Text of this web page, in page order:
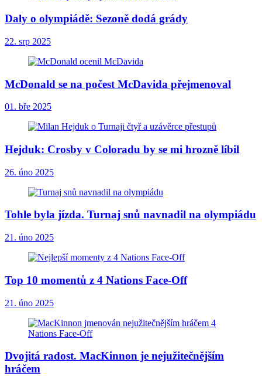
Daly o olympiádě: Sezoně dodá grády
22. srp 2025
McDonald se na počest McDavida přejmenoval
01. bře 2025
Hejduk: Crosby v Coloradu by se mi hrozně líbil
26. úno 2025
Tohle byla jízda. Turnaj snů navnadil na olympiádu
21. úno 2025
Top 10 momentů z 4 Nations Face-Off
21. úno 2025
Dvojitá radost. MacKinnon je nejužitečnějším
hráčem